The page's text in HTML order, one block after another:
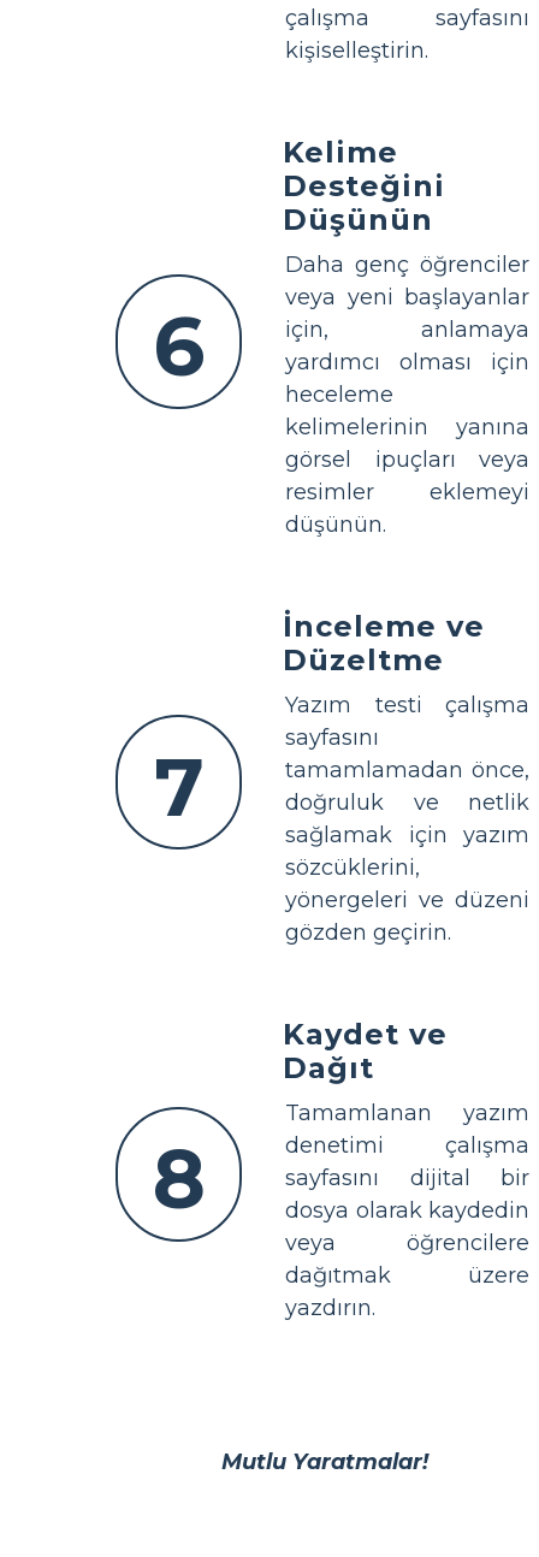
çalışma sayfasını
kişiselleştirin.
6
Kelime
Desteğini
Düşünün
Daha genç öğrenciler
veya yeni başlayanlar
için, anlamaya
yardımcı olması için
heceleme
kelimelerinin yanına
görsel ipuçları veya
resimler eklemeyi
düşünün.
7
İnceleme ve
Düzeltme
Yazım testi çalışma
sayfasını
tamamlamadan önce,
doğruluk ve netlik
sağlamak için yazım
sözcüklerini,
yönergeleri ve düzeni
gözden geçirin.
8
Kaydet ve
Dağıt
Tamamlanan yazım
denetimi çalışma
sayfasını dijital bir
dosya olarak kaydedin
veya öğrencilere
dağıtmak üzere
yazdırın.
Mutlu Yaratmalar!